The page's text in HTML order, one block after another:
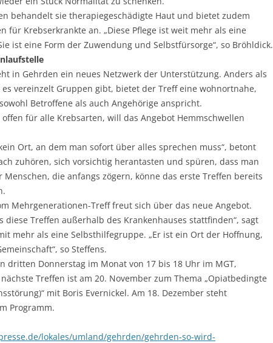
behandelt sie therapiegeschädigte Haut und bietet zudem
für Krebserkrankte an. „Diese Pflege ist weit mehr als eine
ist eine Form der Zuwendung und Selbstfürsorge“, so Bröhldick.
in Gehrden ein neues Netzwerk der Unterstützung. Anders als
vereinzelt Gruppen gibt, bietet der Treff eine wohnortnahe,
Betroffene als auch Angehörige anspricht.
für alle Krebsarten, will das Angebot Hemmschwellen
Ort, an dem man sofort über alles sprechen muss“, betont
zuhören, sich vorsichtig herantasten und spüren, dass man
die anfangs zögern, könne das erste Treffen bereits
Mehrgenerationen-Treff freut sich über das neue Angebot.
diese Treffen außerhalb des Krankenhauses stattfinden“, sagt
mehr als eine Selbsthilfegruppe. „Er ist ein Ort der Hoffnung,
so Steffens.
dritten Donnerstag im Monat von 17 bis 18 Uhr im MGT,
Treffen ist am 20. November zum Thema „Opiatbedingte
mit Boris Evernickel. Am 18. Dezember steht
Programm.
lokales/umland/gehrden/gehrden-so-wird-